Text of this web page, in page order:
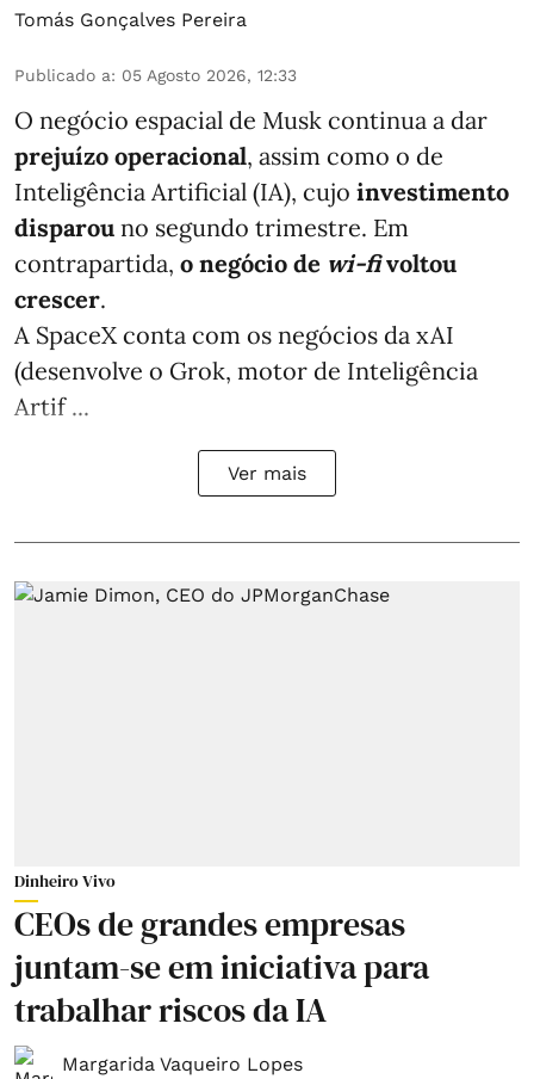
Tomás Gonçalves Pereira
Publicado a: 05 Agosto 2026, 12:33
O negócio espacial de Musk continua a dar
prejuízo operacional, assim como o de
Inteligência Artificial (IA), cujo investimento
disparou no segundo trimestre. Em
contrapartida, o negócio de wi-fivoltou
crescer.
A SpaceX conta com os negócios da xAI
(desenvolve o Grok, motor de Inteligência
Artif ...
Ver mais
Dinheiro Vivo
CEOs de grandes empresas
juntam-se em iniciativa para
trabalhar riscos da IA
Margarida Vaqueiro Lopes